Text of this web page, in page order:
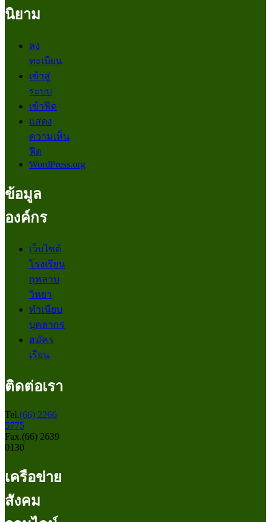
นิยาม
ลง
ทะเบียน
เข้าสู่
ระบบ
เข้าฟีด
แสดง
ความเห็น
ฟีด
WordPress.org
ข้อมูล
องค์กร
เว็บไซต์
โรงเรียน
กุหลาบ
วิทยา
ทำเนียบ
บุคลากร
สมัคร
เรียน
ติดต่อเรา
Tel.(66) 2266
5775
Fax.(66) 2639
0130
เครือข่าย
สังคม